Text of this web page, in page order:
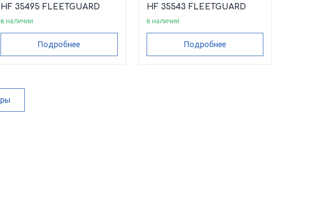
HF 35495 FLEETGUARD
в наличии
Подробнее
HF 35543 FLEETGUARD
в наличии
Подробнее